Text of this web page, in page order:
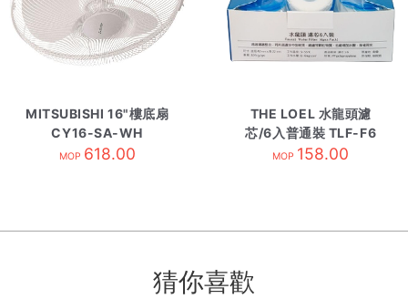
MITSUBISHI 16"樓底扇
CY16-SA-WH
MOP 618.00
THE LOEL 水龍頭濾
芯/6入普通裝 TLF-F6
MOP 158.00
猜你喜歡